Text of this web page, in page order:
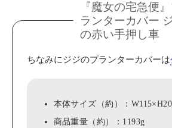
『魔女の宅急便
ランターカバー
の赤い手押し車
ちなみにジジのプランターカバーは
本体サイズ（約）：
商品重量（約）：1193g